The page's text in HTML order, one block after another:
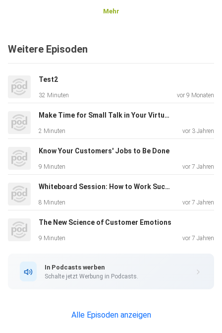
Mehr
Weitere Episoden
Test2
32 Minuten vor 9 Monaten
Make Time for Small Talk in Your Virtual Meetings
2 Minuten vor 3 Jahren
Know Your Customers' Jobs to Be Done
9 Minuten vor 7 Jahren
Whiteboard Session: How to Work Successfully Across Borders
8 Minuten vor 7 Jahren
The New Science of Customer Emotions
9 Minuten vor 7 Jahren
In Podcasts werben
Schalte jetzt Werbung in Podcasts.
Alle Episoden anzeigen